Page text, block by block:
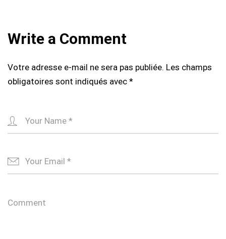
Write a Comment
Votre adresse e-mail ne sera pas publiée. Les champs
obligatoires sont indiqués avec *